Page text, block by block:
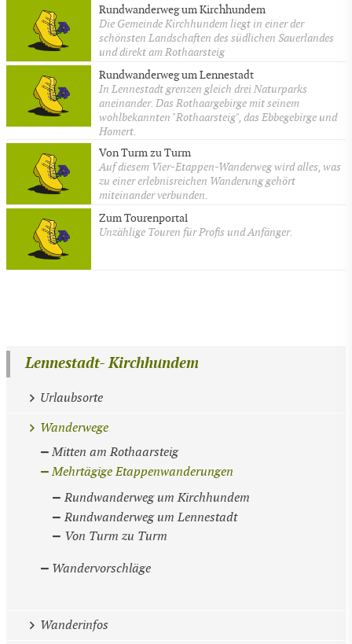
Rundwanderweg um Kirchhundem
Die Gemeinde Kirchhundem liegt in einer der
schönsten Landschaften des südlichen Sauerlandes
und direkt am Rothaarsteig
Rundwanderweg um Lennestadt
In Lennestadt grenzen gleich drei Naturparks
aneinander. Das Rothaargebirge mit seinem
wohlbekannten "Rothaarsteig", das Ebbegebirge und
Homert.
Von Turm zu Turm
Auf diesem Vier-Etappen-Wanderweg wird alles, was
zu einer erlebnisreichen Wanderung gehört
miteinander verbunden.
Zum Tourenportal
Unzählige Touren für Profis und Anfänger.
Lennestadt- Kirchhundem
Urlaubsorte
Wanderwege
Mitten am Rothaarsteig
Mehrtägige Etappenwanderungen
Rundwanderweg um Kirchhundem
Rundwanderweg um Lennestadt
Von Turm zu Turm
Wandervorschläge
Wanderinfos